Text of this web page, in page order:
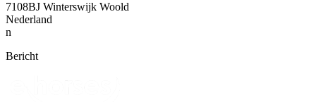
7108BJ Winterswijk Woold
Nederland
n
Bericht